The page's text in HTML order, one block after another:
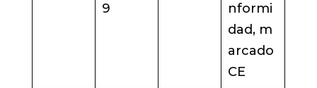
9
nformi
dad, m
arcado
CE